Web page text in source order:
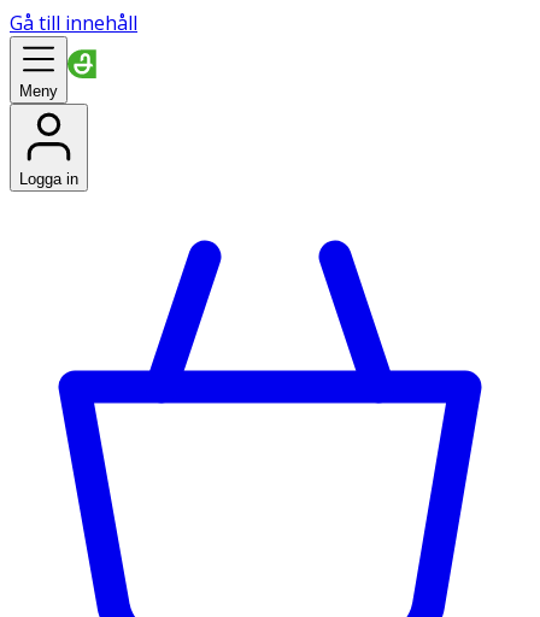
Gå till innehåll
Meny
Logga in